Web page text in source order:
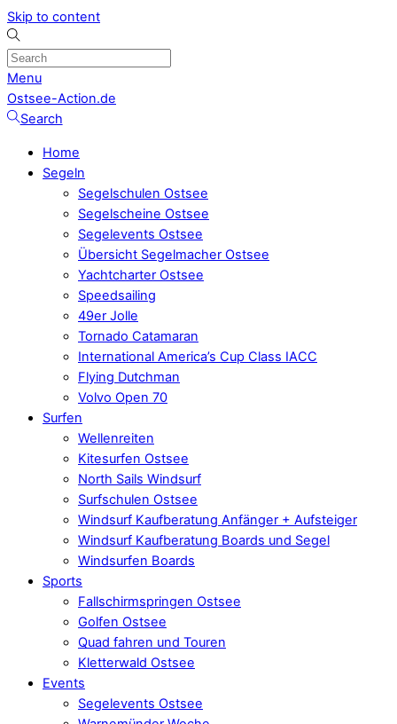
Skip to content
Menu
Ostsee-Action.de
Search
Home
Segeln
Segelschulen Ostsee
Segelscheine Ostsee
Segelevents Ostsee
Übersicht Segelmacher Ostsee
Yachtcharter Ostsee
Speedsailing
49er Jolle
Tornado Catamaran
International America’s Cup Class IACC
Flying Dutchman
Volvo Open 70
Surfen
Wellenreiten
Kitesurfen Ostsee
North Sails Windsurf
Surfschulen Ostsee
Windsurf Kaufberatung Anfänger + Aufsteiger
Windsurf Kaufberatung Boards und Segel
Windsurfen Boards
Sports
Fallschirmspringen Ostsee
Golfen Ostsee
Quad fahren und Touren
Kletterwald Ostsee
Events
Segelevents Ostsee